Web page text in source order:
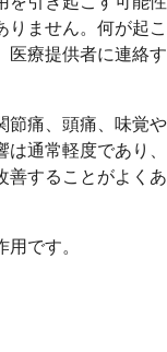
りません。何が起こ
医療提供者に連絡す
節痛、頭痛、味覚や
通常軽度であり、
善することがよくあ
です。